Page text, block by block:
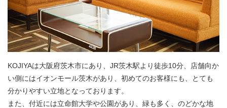
KOJIYAは大阪府茨木市にあり、JR茨木駅より徒歩10分、店舗向か
い側にはイオンモール茨木があり、初めてのお客様にも、とても
分かりやすい立地となっております。
また、付近には立命館大学や公園があり、緑も多く、のどかな地